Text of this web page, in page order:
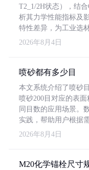
T2_1/2H状态），结
析其力学性能指标及
特性差异，为工业选
2026年8月4日
喷砂都有多少目
本文系统介绍了喷砂
喷砂200目对应的表
同目数的应用场景。
实践，帮助用户根据
2026年8月4日
M20化学锚栓尺寸